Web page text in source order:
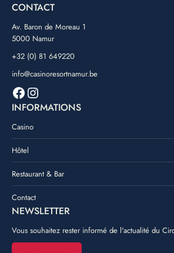
CONTACT
Av. Baron de Moreau 1
5000 Namur
+32 (0) 81 649220
info@casinoresortnamur.be
Facebook
Instagram
INFORMATIONS
Casino
Hôtel
Restaurant & Bar
Contact
NEWSLETTER
Vous souhaitez rester informé de l'actualité du